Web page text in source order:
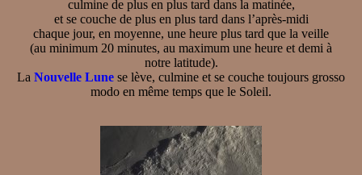
culmine de plus en plus tard dans la matinée,
et se couche de plus en plus tard dans l’après-midi
chaque jour, en moyenne, une heure plus tard que la veille
(au minimum 20 minutes, au maximum une heure et demi à
notre latitude).
La Nouvelle Lune se lève, culmine et se couche toujours grosso
modo en même temps que le Soleil.